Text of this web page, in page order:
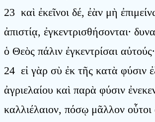
23 καὶ ἐκεῖνοι δέ, ἐὰν μὴ
ἀπιστίᾳ, ἐγκεντρισθήσονται·
ὁ Θεὸς πάλιν ἐγκεντρίσαι αὐτούς·
24 εἰ γὰρ σὺ ἐκ τῆς κατὰ φύσιν
ἀγριελαίου καὶ παρὰ φύσιν
καλλιέλαιον, πόσῳ μᾶλλον οὗτοι